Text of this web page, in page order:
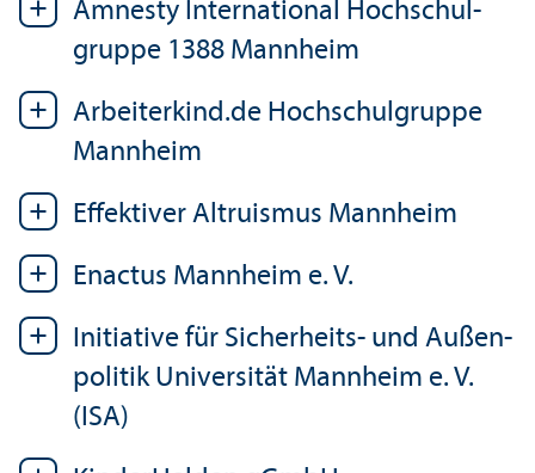
Amnesty International Hochschul­
gruppe 1388 Mannheim
Arbeiterkind.de Hochschul­gruppe
Mannheim
Effektiver Altruismus Mannheim
Enactus Mannheim e. V.
Initiative für Sicherheits- und Außen­
politik Universität Mannheim e. V.
(ISA)